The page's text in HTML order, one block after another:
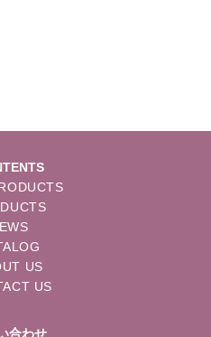
US
US
合わせ